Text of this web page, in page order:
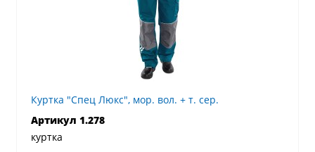
Куртка "Спец Люкс", мор. вол. + т. сер.
Артикул 1.278
куртка